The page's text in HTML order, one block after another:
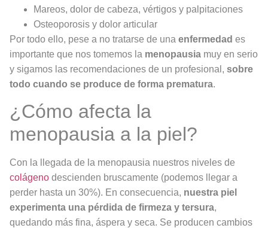
Mareos, dolor de cabeza, vértigos y palpitaciones
Osteoporosis y dolor articular
Por todo ello, pese a no tratarse de una enfermedad es
importante que nos tomemos la menopausia muy en serio
y sigamos las recomendaciones de un profesional, sobre
todo cuando se produce de forma prematura.
¿Cómo afecta la
menopausia a la piel?
Con la llegada de la menopausia nuestros niveles de
colágeno descienden bruscamente (podemos llegar a
perder hasta un 30%). En consecuencia, nuestra piel
experimenta una pérdida de firmeza y tersura,
quedando más fina, áspera y seca. Se producen cambios